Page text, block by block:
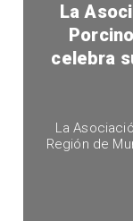
La
celebra
La
Región de